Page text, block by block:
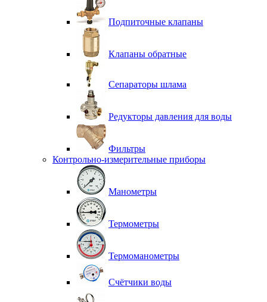
Подпиточные клапаны
Клапаны обратные
Сепараторы шлама
Редукторы давления для воды
Фильтры
Контрольно-измерительные приборы
Манометры
Термометры
Термоманометры
Счётчики воды